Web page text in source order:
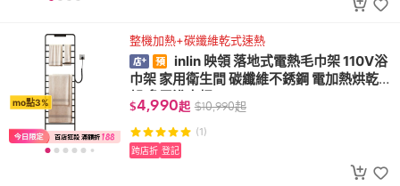
mo點3%
整機加熱+碳纖維乾式速熱
inlin 映領 落地式電熱毛巾架 110V浴
巾架 家用衛生間 碳纖維不銹鋼 電加熱烘乾
架 多層浴巾桿
$4,990起 $10,990起
(1)
跨店折 登記